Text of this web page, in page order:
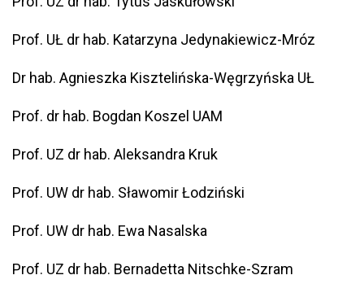
Prof. UŁ dr hab. Katarzyna Jedynakiewicz-Mróz
Dr hab. Agnieszka Kisztelińska-Węgrzyńska UŁ
Prof. dr hab. Bogdan Koszel UAM
Prof. UZ dr hab. Aleksandra Kruk
Prof. UW dr hab. Sławomir Łodziński
Prof. UW dr hab. Ewa Nasalska
Prof. UZ dr hab. Bernadetta Nitschke-Szram